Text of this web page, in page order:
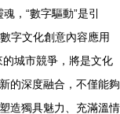
，“數字驅動”是引
字文化創意內容應用
城市競爭，將是文化
的深度融合，不僅能夠
造獨具魅力、充滿溫情